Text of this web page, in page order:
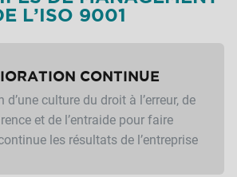
L’ISO 9001
CONTINUE
culture du droit à l’erreur, de
et de l’entraide pour faire
les résultats de l’entreprise